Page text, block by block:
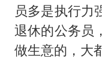
员多是执行力
退休的公务员
做生意的，大